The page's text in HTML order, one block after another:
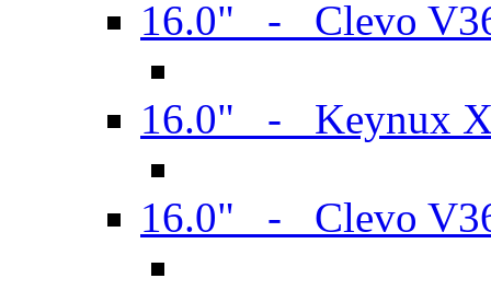
16.0" - Clevo
16.0" - Keynux
16.0" - Clevo